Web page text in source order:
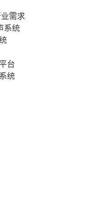
需求
系统
台
统